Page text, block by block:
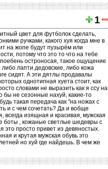
1
цвет для футболок сделать,
ручками, какого хуя когда мне в
на жопе будут пузырём или
потому что это то что на тебе
остроносая, такое ощущение
лапти дедовские, либо кожа
сидят. А эти дятлы продавалы
однотипная хуета стоит, как
словами не выразить как я ссу на
бы не сезонные нахуй, какие-то
такая передача как "на ножах с
и с чем сочетать? Да и вобще
изящная и красивая, мужская
боты , кожаные светлые шедевры с
это просто привет из девяностых.
и крутая мужская обувь это
но хуй где найдешь. В чем же